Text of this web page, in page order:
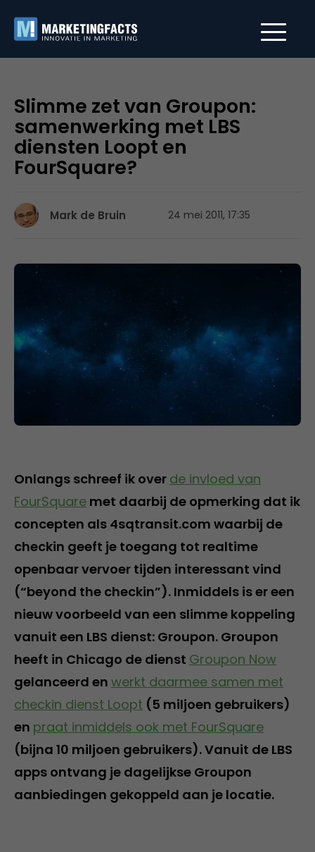
Slimme zet van Groupon:
samenwerking met LBS
diensten Loopt en
FourSquare?
Mark de Bruin 24 mei 2011, 17:35
Onlangs schreef ik over de invloed van
FourSquare met daarbij de opmerking dat ik
concepten als 4sqtransit.com waarbij de
checkin geeft je toegang tot realtime
openbaar vervoer tijden interessant vind
(“beyond the checkin”). Inmiddels is er een
nieuw voorbeeld van een slimme koppeling
vanuit een LBS dienst: Groupon. Groupon
heeft in Chicago de dienst Groupon Now
gelanceerd en werkt daarmee samen met
checkin dienst Loopt (5 miljoen gebruikers)
en praat inmiddels ook met FourSquare
(bijna 10 miljoen gebruikers). Vanuit de LBS
apps ontvang je dagelijkse Groupon
aanbiedingen gekoppeld aan je locatie.